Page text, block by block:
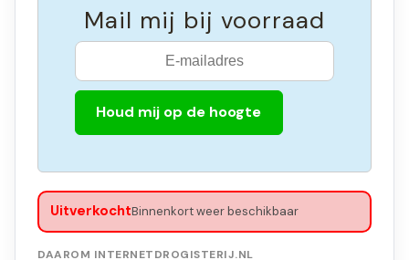
Mail mij bij voorraad
Houd mij op de hoogte
UitverkochtBinnenkort weer beschikbaar
DAAROM INTERNETDROGISTERIJ.NL